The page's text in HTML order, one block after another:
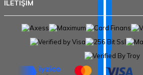
İLETİŞİM